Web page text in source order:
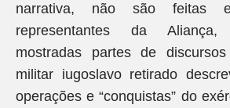
narrativa, não são feitas
representantes da
mostradas partes de
militar iugoslavo retirado
operações e “conquistas” do